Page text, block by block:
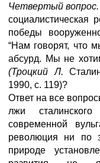
Четвертый вопрос.
социалистическая
победы
“Нам говорят, что
абсурд. Мы не
(Троцкий Л.
1990, с. 119)?
Ответ на все
лжи
современной
революция ни по
природе